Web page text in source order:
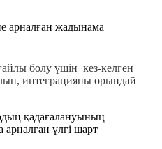
арналған жадынама
болу үшін кез-келген
интеграцияны орындай
қадағалануының
арналған үлгі шарт